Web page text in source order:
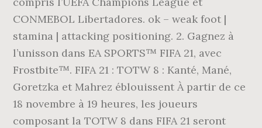
CONMEBOL Libertadores. ok – weak foot |
stamina | attacking positioning. 2. Gagnez à
l’unisson dans EA SPORTS™ FIFA 21, avec
Frostbite™. FIFA 21 : TOTW 8 : Kanté, Mané,
Goretzka et Mahrez éblouissent À partir de ce
18 novembre à 19 heures, les joueurs
composant la TOTW 8 dans FIFA 21 seront